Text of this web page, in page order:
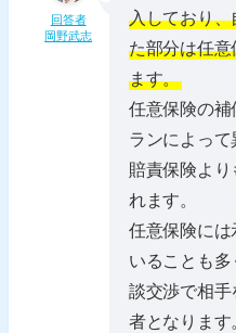
回答者
岡野武志
入しており
た部分は任
ます。
任意保険の
ランによっ
賠責保険より
れます。
任意保険には
いることも
談交渉で相手
者となります